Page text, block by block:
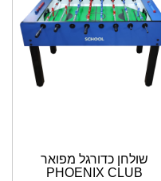
שולחן כדורגל מפואר
PHOENIX CLUB